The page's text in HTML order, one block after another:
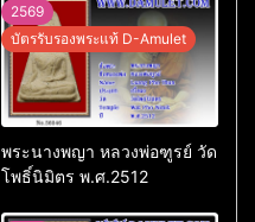
2569
บัตรรับรองพระแท้ D-Amulet
พระนางพญา หลวงพ่อฑูรย์ วัด
โพธิ์นิมิตร พ.ศ.2512